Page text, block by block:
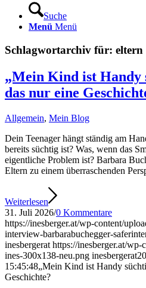
Suche
Menü Menü
Schlagwortarchiv für: eltern
„Mein Kind ist Handy
das nur eine
Allgemein, Mein Blog
Dein Teenager hängt ständig am
bereits süchtig ist? Was, wenn das
eigentliche Problem ist? Barbara
Eltern zu einem überraschenden
Weiterlesen
31. Juli 2026/0 Kommentare
https://inesberger.at/wp-content/
interview-barbarabuchegger-
inesbergerat https://inesberger.at/
ines-300x138-neu.png inesbergerat
15:45:48„Mein Kind ist Handy
Geschichte?